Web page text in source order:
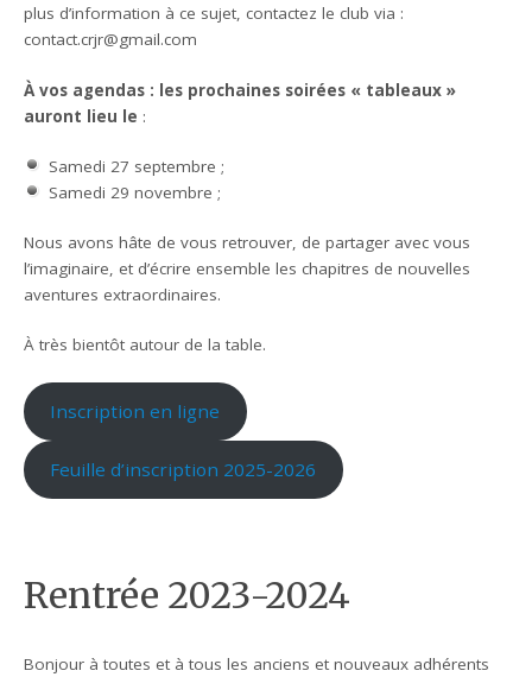
plus d’information à ce sujet, contactez le club via :
contact.crjr@gmail.com
À vos agendas : les prochaines soirées « tableaux »
auront lieu le :
Samedi 27 septembre ;
Samedi 29 novembre ;
Nous avons hâte de vous retrouver, de partager avec vous
l’imaginaire, et d’écrire ensemble les chapitres de nouvelles
aventures extraordinaires.
À très bientôt autour de la table.
Inscription en ligne
Feuille d’inscription 2025-2026
Rentrée 2023-2024
Bonjour à toutes et à tous les anciens et nouveaux adhérents